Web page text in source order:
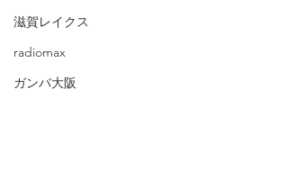
滋賀レイクス
radiomax
ガンバ大阪